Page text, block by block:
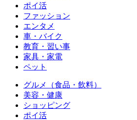
ポイ活
ファッション
エンタメ
車・バイク
教育・習い事
家具・家電
ペット
グルメ（食品・飲料）
美容・健康
ショッピング
ポイ活